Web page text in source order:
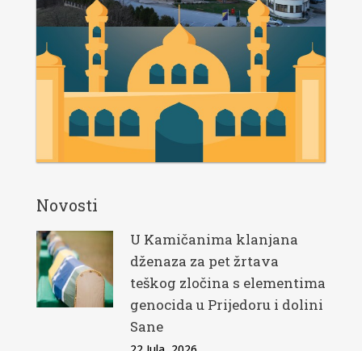
Novosti
U Kamičanima klanjana
dženaza za pet žrtava
teškog zločina s elementima
genocida u Prijedoru i dolini
Sane